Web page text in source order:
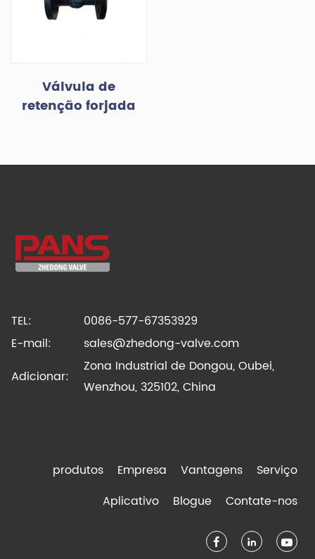
Válvula de
retenção forjada
TEL:
0086-577-67353929
E-mail:
sales@zhedong-valve.com
Adicionar:
Zona Industrial de Dongou, Oubei,
Wenzhou, 325102, China
produtos Empresa Vantagens
Serviço
Aplicativo
Blogue Contate-nos